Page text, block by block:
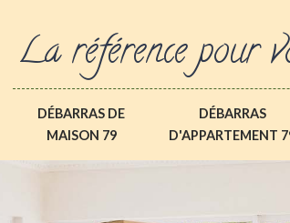
La référence pour
DÉBARRAS DE
MAISON 79
DÉBARRAS
D'APPARTEMENT